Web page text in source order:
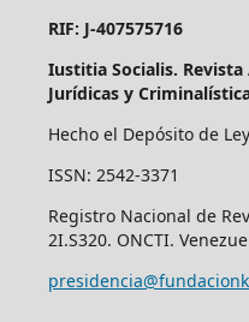
RIF: J-407575716
Iustitia Socialis.
Jurídicas y
Hecho el Depósito de
ISSN: 2542-3371
Registro Nacional de
2I.S320. ONCTI.